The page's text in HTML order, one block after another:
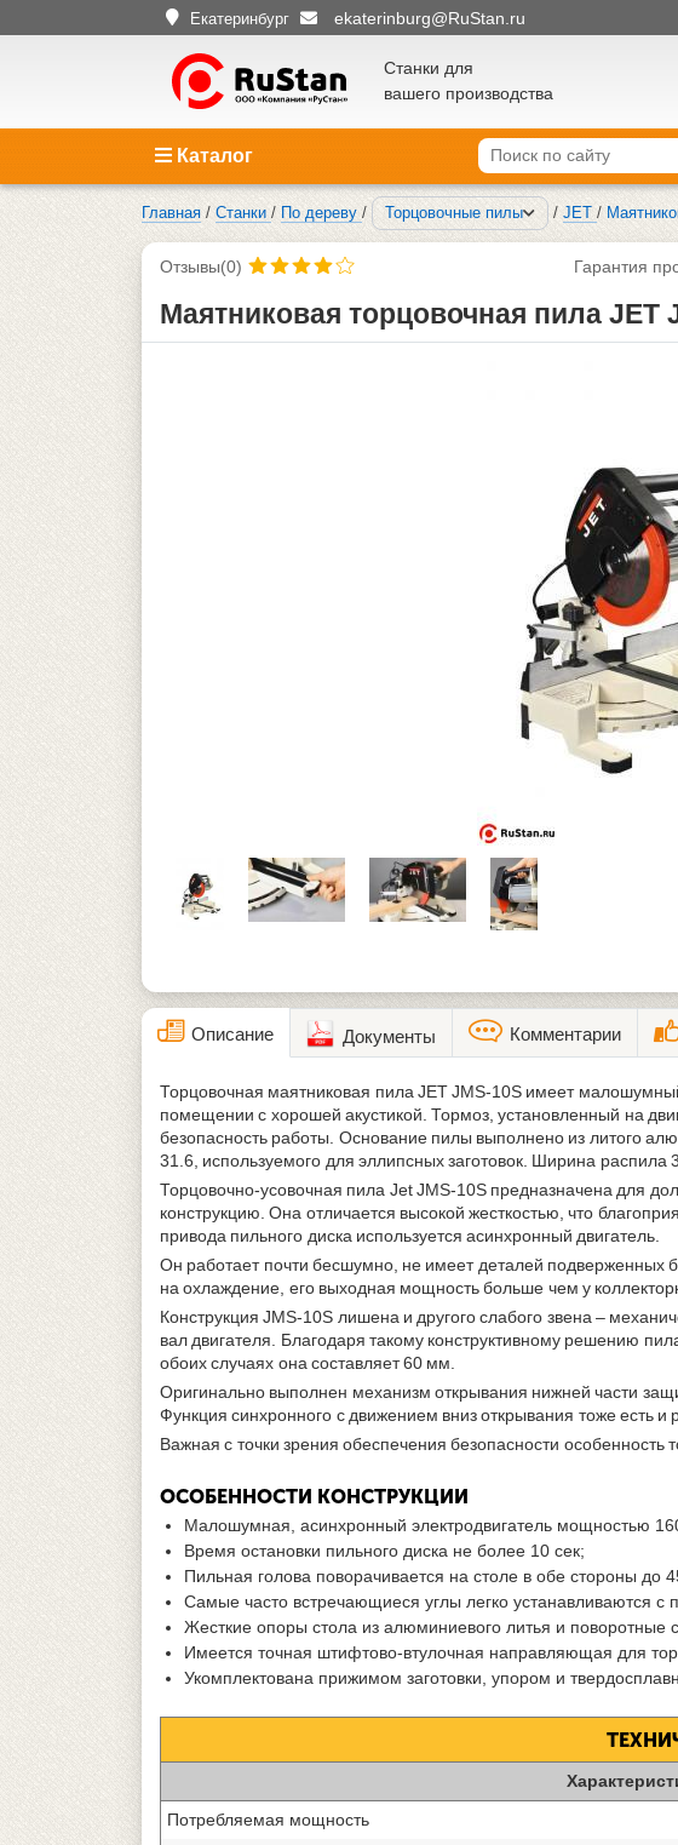
Екатеринбург ekaterinburg@RuStan.ru
Станки для
вашего производства
Каталог
Главная / Станки / По дереву / Торцовочные пилы / JET /
Отзывы(0) Гарантия
Маятниковая торцовочная пила JET
Описание Документы Комментарии
Торцовочная маятниковая пила JET JMS-10S имеет
помещении с хорошей акустикой. Тормоз, установленный на
безопасность работы. Основание пилы выполнено из литого
31.6, используемого для эллипсных заготовок. Ширина
Торцовочно-усовочная пила Jet JMS-10S предназначена для
конструкцию. Она отличается высокой жесткостью, что
привода пильного диска используется асинхронный двигатель.
Он работает почти бесшумно, не имеет деталей подверженных
на охлаждение, его выходная мощность больше чем у
Конструкция JMS-10S лишена и другого слабого звена –
вал двигателя. Благодаря такому конструктивному решению
обоих случаях она составляет 60 мм.
Оригинально выполнен механизм открывания нижней части
Функция синхронного с движением вниз открывания тоже есть и
Важная с точки зрения обеспечения безопасности
ОСОБЕННОСТИ КОНСТРУКЦИИ
Малошумная, асинхронный электродвигатель мощностью
Время остановки пильного диска не более 10 сек;
Пильная голова поворачивается на столе в обе стороны до
Самые часто встречающиеся углы легко устанавливаются
Жесткие опоры стола из алюминиевого литья и поворотные
Имеется точная штифтово-втулочная направляющая для
Укомплектована прижимом заготовки, упором и
Потребляемая мощность